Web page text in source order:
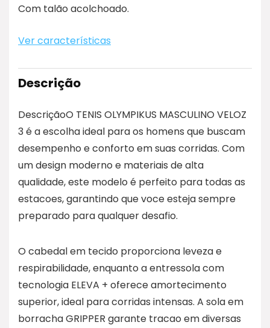
Com talão acolchoado.
Ver características
Descrição
DescriçãoO TENIS OLYMPIKUS MASCULINO VELOZ
3 é a escolha ideal para os homens que buscam
desempenho e conforto em suas corridas. Com
um design moderno e materiais de alta
qualidade, este modelo é perfeito para todas as
estacoes, garantindo que voce esteja sempre
preparado para qualquer desafio.
O cabedal em tecido proporciona leveza e
respirabilidade, enquanto a entressola com
tecnologia ELEVA + oferece amortecimento
superior, ideal para corridas intensas. A sola em
borracha GRIPPER garante tracao em diversas